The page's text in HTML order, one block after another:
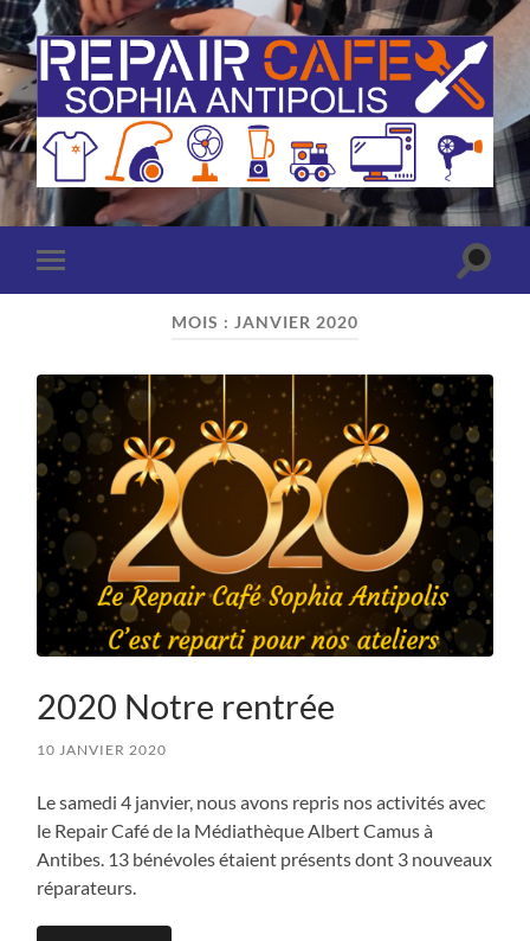
Repair
Café
Sophia
mobile
Toggle
MOIS : JANVIER 2020
2020 Notre rentrée
10 JANVIER 2020
Le samedi 4 janvier, nous avons repris nos activités avec
le Repair Café de la Médiathèque Albert Camus à
Antibes. 13 bénévoles étaient présents dont 3 nouveaux
réparateurs.